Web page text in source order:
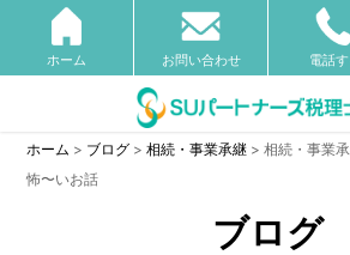
ホーム お問い合わせ 電話
ホーム > ブログ >相続・事業承継 >相続・事業
怖〜いお話
ブログ